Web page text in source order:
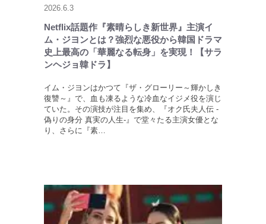
2026.6.3
Netflix話題作『素晴らしき新世界』主演イ
ム・ジヨンとは？強烈な悪役から韓国ドラマ
史上最高の「華麗なる転身」を実現！【サラ
ンヘジョ韓ドラ】
イム・ジヨンはかつて『ザ・グローリー～輝かしき
復讐～』で、血も凍るような冷血なイジメ役を演じ
ていた。その演技が注目を集め、『オク氏夫人伝 -
偽りの身分 真実の人生-』で堂々たる主演女優とな
り、さらに『素…